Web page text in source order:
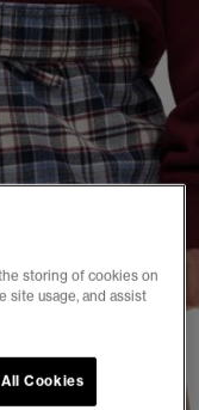
6
storing of cookies on
site usage, and assist
Cookies